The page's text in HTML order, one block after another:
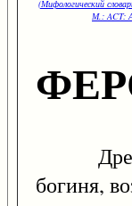
(Мифологический
М.: ACT:
богиня,